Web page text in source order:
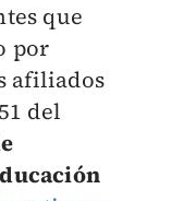
que
por
afiliados
del